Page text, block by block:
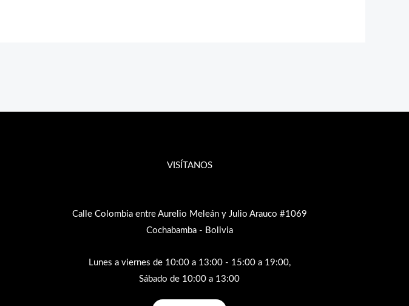
VISÍTANOS
Calle Colombia entre Aurelio Meleán y Julio Arauco #1069
Cochabamba - Bolivia
Lunes a viernes de 10:00 a 13:00 - 15:00 a 19:00,
Sábado de 10:00 a 13:00